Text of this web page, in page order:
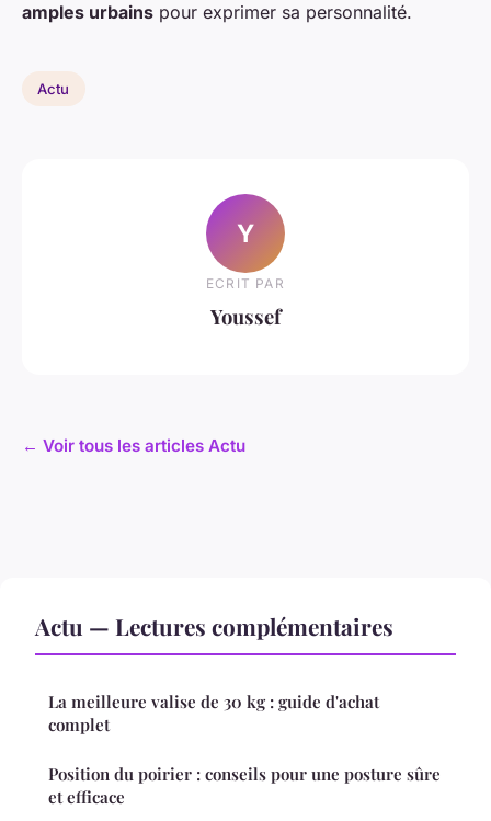
amples urbains pour exprimer sa personnalité.
Actu
Y
ECRIT PAR
Youssef
← Voir tous les articles Actu
Actu — Lectures complémentaires
La meilleure valise de 30 kg : guide d'achat
complet
Position du poirier : conseils pour une posture sûre
et efficace